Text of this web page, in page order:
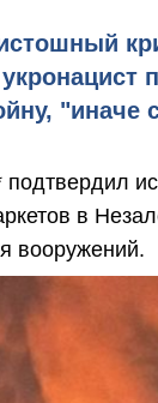
"иначе
подтвердил
в
вооружений.